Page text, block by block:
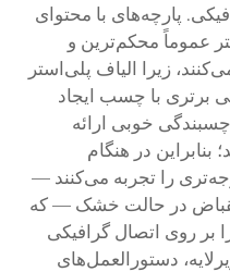
پارچه‌های با محتوای
عموماً محکم‌ترین و
زیرا الیاف پلی‌استر
برتری با چسب ایجاد
۱۰۰٪ پنبه‌ای چسبندگی خوبی ارائه
در هنگام
را تجربه می‌کنند —
در حالت خشک — که
بر روی اتصال گرافیکی
دستورالعمل‌های